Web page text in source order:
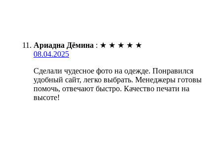
Ариадна Дёмина : ★ ★ ★ ★ ★
08.04.2025
Сделали чудесное фото на одежде. Понравился
удобный сайт, легко выбрать. Менеджеры готовы
помочь, отвечают быстро. Качество печати на
высоте!